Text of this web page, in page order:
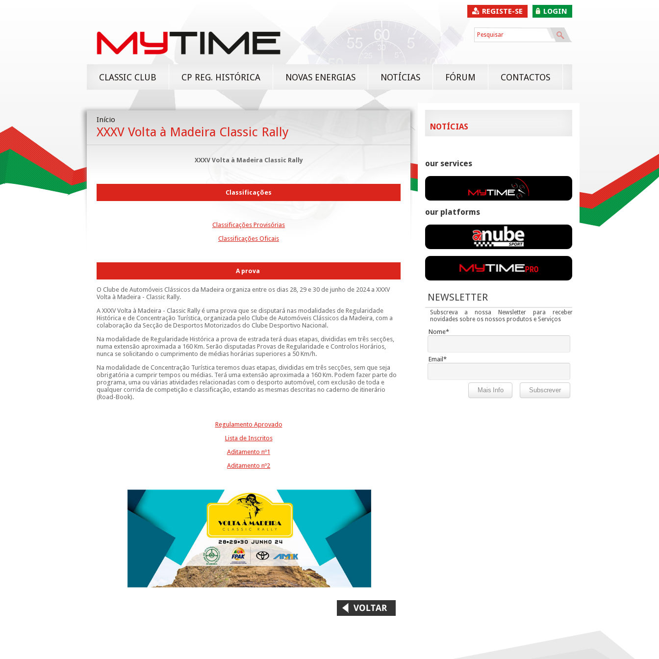
LOGIN
REGISTE-SE
CLASSIC CLUB CP REG. HISTÓRICA NOVAS ENERGIAS NOTÍCIAS FÓRUM CONTACTOS
Início
XXXV Volta à Madeira Classic Rally
XXXV Volta à Madeira Classic Rally
Classificações
Classificações Provisórias
Classificações Oficais
A prova
O Clube de Automóveis Clássicos da Madeira organiza entre os dias 28, 29 e 30 de junho de 2024 a XXXV
Volta à Madeira - Classic Rally.
A XXXV Volta à Madeira - Classic Rally é uma prova que se disputará nas modalidades de Regularidade
Histórica e de Concentração Turística, organizada pelo Clube de Automóveis Clássicos da Madeira, com a
colaboração da Secção de Desportos Motorizados do Clube Desportivo Nacional.
Na modalidade de Regularidade Histórica a prova de estrada terá duas etapas, divididas em três secções,
numa extensão aproximada a 160 Km. Serão disputadas Provas de Regularidade e Controlos Horários,
nunca se solicitando o cumprimento de médias horárias superiores a 50 Km/h.
Na modalidade de Concentração Turística teremos duas etapas, divididas em três secções, sem que seja
obrigatória a cumprir tempos ou médias. Terá uma extensão aproximada a 160 Km. Podem fazer parte do
programa, uma ou várias atividades relacionadas com o desporto automóvel, com exclusão de toda e
qualquer corrida de competição e classificação, estando as mesmas descritas no caderno de itinerário
(Road-Book).
Regulamento Aprovado
Lista de Inscritos
Aditamento nº1
Aditamento nº2
NOTÍCIAS
our services
our platforms
NEWSLETTER
Subscreva a nossa Newsletter para receber
novidades sobre os nossos produtos e Serviços
Nome*
Email*